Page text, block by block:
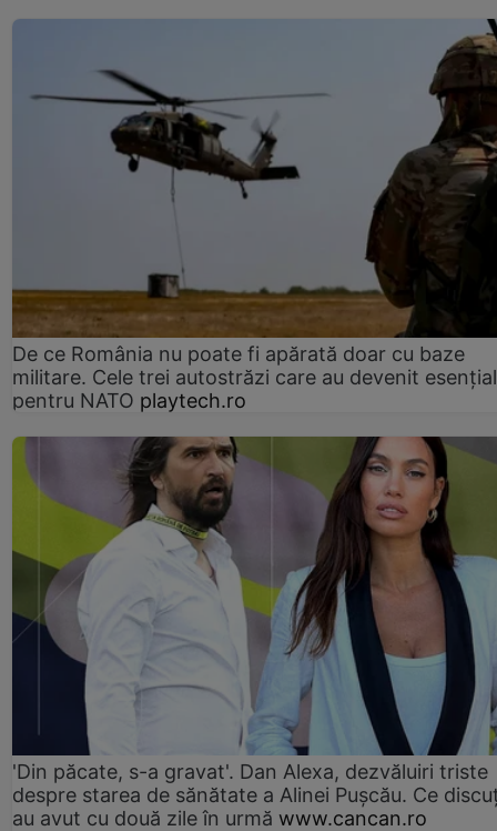
De ce România nu poate fi apărată doar cu baze
militare. Cele trei autostrăzi care au devenit
pentru NATO playtech.ro
'Din păcate, s-a gravat'. Dan Alexa, dezvăluiri triste
despre starea de sănătate a Alinei Pușcău. Ce
au avut cu două zile în urmă www.cancan.ro